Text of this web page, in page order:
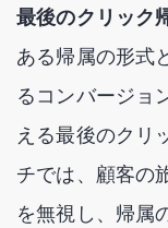
最後のクリック
ある帰属の形式
るコンバージョ
える最後のクリ
チでは、顧客の
を無視し、帰属